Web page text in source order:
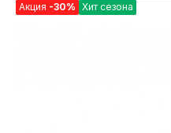
Акция -30% Хит сезона